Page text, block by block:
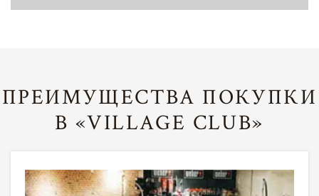
ПРЕИМУЩЕСТВА ПОКУПКИ
В «VILLAGE CLUB»